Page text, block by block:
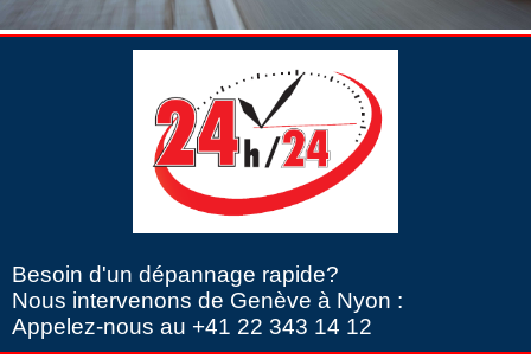
Besoin d'un dépannage rapide?
Nous intervenons de Genève à Nyon :
Appelez-nous au +41 22 343 14 12